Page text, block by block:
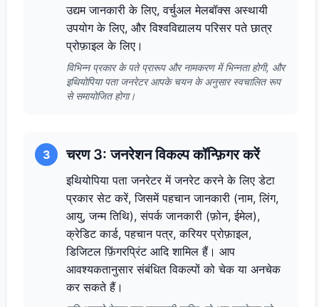
उद्यम जानकारी के लिए, वर्चुअल मेलबॉक्स अस्थायी
उपयोग के लिए, और विश्वविद्यालय परिसर पते छात्र
प्रोफ़ाइल के लिए।
विभिन्न प्रकार के पते प्रारूप और नामकरण में भिन्नता होगी, और
इथियोपिया पता जनरेटर आपके चयन के अनुसार स्वचालित रूप
से समायोजित होगा।
3 चरण 3: जनरेशन विकल्प कॉन्फ़िगर करें
इथियोपिया पता जनरेटर में जनरेट करने के लिए डेटा
प्रकार सेट करें, जिसमें पहचान जानकारी (नाम, लिंग,
आयु, जन्म तिथि), संपर्क जानकारी (फ़ोन, ईमेल),
क्रेडिट कार्ड, पहचान पत्र, करियर प्रोफ़ाइल,
डिजिटल फ़िंगरप्रिंट आदि शामिल हैं। आप
आवश्यकतानुसार संबंधित विकल्पों को चेक या अनचेक
कर सकते हैं।